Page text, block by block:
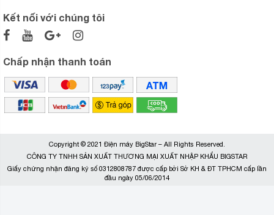
Kết nối với chúng tôi
Chấp nhận thanh toán
Copyright © 2021 Điện máy BigStar – All Rights Reserved.
CÔNG TY TNHH SẢN XUẤT THƯƠNG MẠI XUẤT NHẬP KHẨU BIGSTAR
Giấy chứng nhận đăng ký số 0312808787 được cấp bởi Sở KH & ĐT TPHCM cấp lần
đầu ngày 05/06/2014